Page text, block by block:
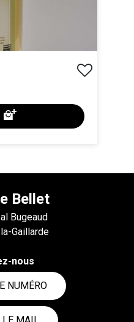
Bellet
Bugeaud
Gaillarde
nous
NUMÉRO
MAIL